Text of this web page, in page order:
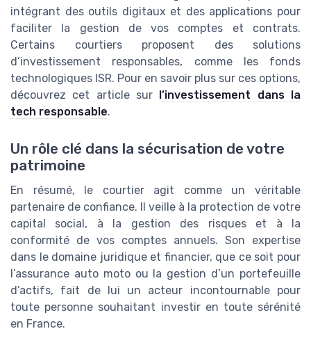
intégrant des outils digitaux et des applications pour
faciliter la gestion de vos comptes et contrats.
Certains courtiers proposent des solutions
d’investissement responsables, comme les fonds
technologiques ISR. Pour en savoir plus sur ces options,
découvrez cet article sur l’investissement dans la
tech responsable.
Un rôle clé dans la sécurisation de votre
patrimoine
En résumé, le courtier agit comme un véritable
partenaire de confiance. Il veille à la protection de votre
capital social, à la gestion des risques et à la
conformité de vos comptes annuels. Son expertise
dans le domaine juridique et financier, que ce soit pour
l’assurance auto moto ou la gestion d’un portefeuille
d’actifs, fait de lui un acteur incontournable pour
toute personne souhaitant investir en toute sérénité
en France.